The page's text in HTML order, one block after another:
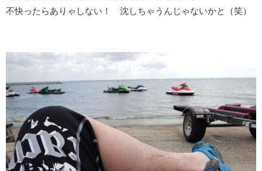
不快ったらありゃしない！ 沈しちゃうんじゃないかと（笑）